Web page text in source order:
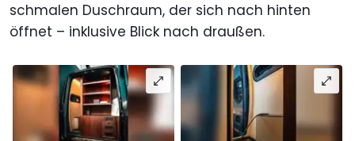
schmalen Duschraum, der sich nach hinten
öffnet – inklusive Blick nach draußen.